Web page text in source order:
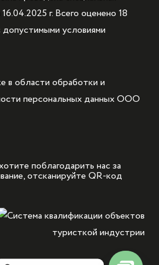
г. Всего оценено 18
допустимыми условиями
в области обработки и
персональных данных ООО
поблагодарить нас за
отсканируйте QR-код